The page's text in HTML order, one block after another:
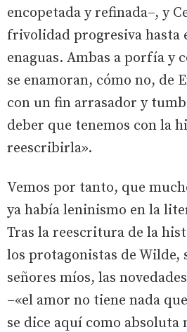
encopetada y refinada–, y
frivolidad progresiva hasta
enaguas. Ambas a porfía y
se enamoran, cómo no, de
con un fin arrasador y
deber que tenemos con la
reescribirla».
Vemos por tanto, que
ya había leninismo en la
Tras la reescritura de la
los protagonistas de Wilde,
señores míos, las
–«el amor no tiene nada
se dice aquí como absoluta